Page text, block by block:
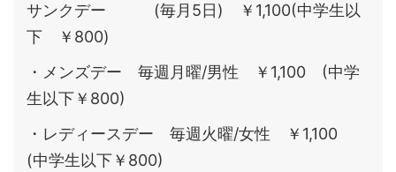
サンクデー (毎月5日) ￥1,100(中学生以
下 ￥800)
・メンズデー 毎週月曜/男性 ￥1,100 (中学
生以下￥800)
・レディースデー 毎週火曜/女性 ￥1,100
(中学生以下￥800)